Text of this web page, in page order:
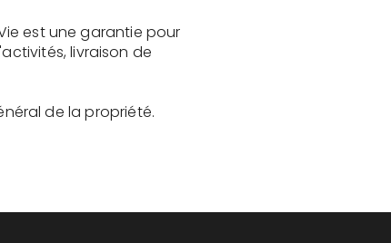
est une garantie pour
livraison de
de la propriété.